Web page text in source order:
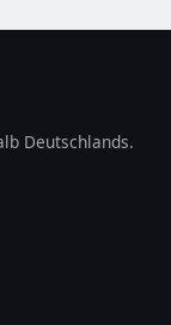
Deutschlands.